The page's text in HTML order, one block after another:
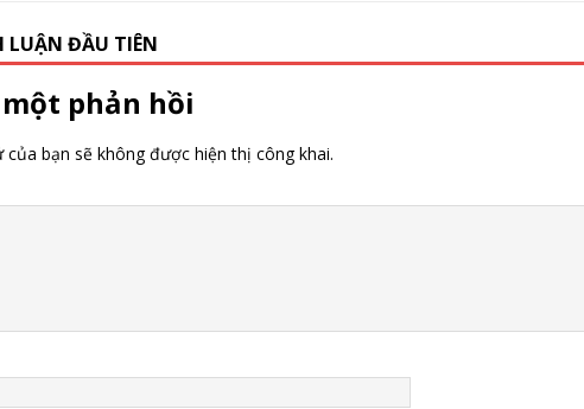
LUẬN ĐẦU TIÊN
phản hồi
của bạn sẽ không được hiện thị công khai.